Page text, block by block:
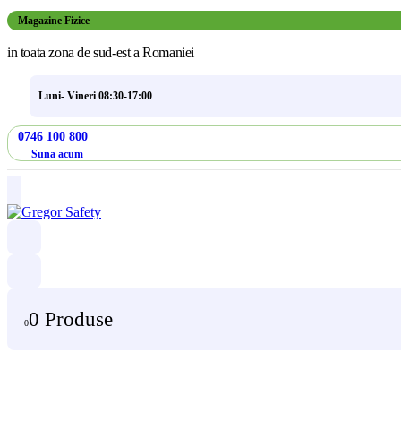
Magazine Fizice
in toata zona de sud-est a Romaniei
Luni- Vineri 08:30-17:00
0746 100 800
Suna acum
00 Produse